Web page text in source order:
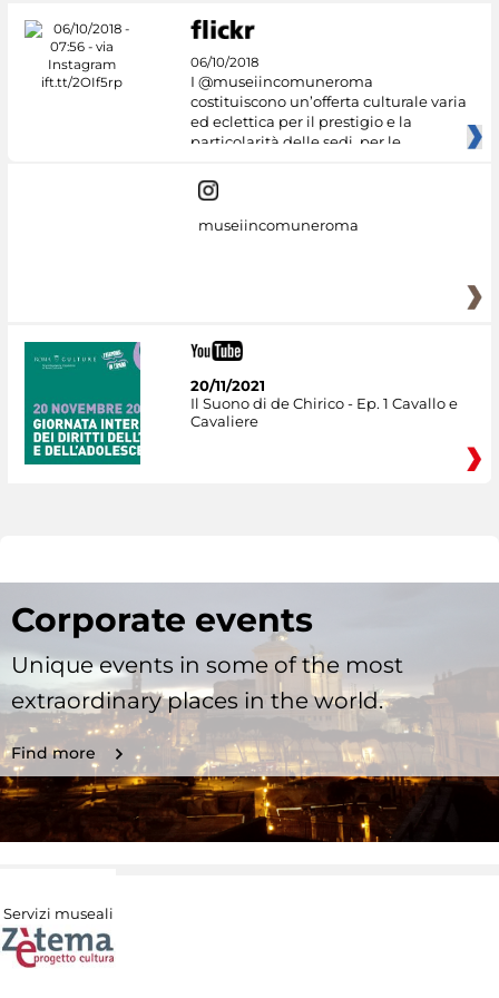
06/10/2018
I @museiincomuneroma
costituiscono un’offerta culturale varia
ed eclettica per il prestigio e la
particolarità delle sedi, per le
museiincomuneroma
20/11/2021
Il Suono di de Chirico - Ep. 1 Cavallo e
Cavaliere
Corporate events
Unique events in some of the most
extraordinary places in the world.
Find more
Servizi museali